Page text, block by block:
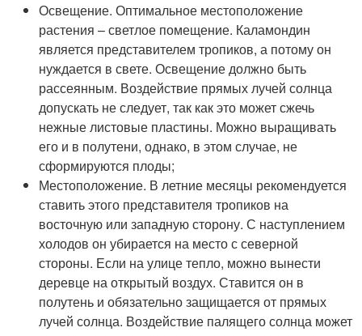
Освещение. Оптимальное местоположение
растения – светлое помещение. Каламондин
является представителем тропиков, а потому он
нуждается в свете. Освещение должно быть
рассеянным. Воздействие прямых лучей солнца
допускать не следует, так как это может сжечь
нежные листовые пластины. Можно выращивать
его и в полутени, однако, в этом случае, не
сформируются плоды;
Местоположение. В летние месяцы рекомендуется
ставить этого представителя тропиков на
восточную или западную сторону. С наступлением
холодов он убирается на место с северной
стороны. Если на улице тепло, можно вынести
деревце на открытый воздух. Ставится он в
полутень и обязательно защищается от прямых
лучей солнца. Воздействие палящего солнца может